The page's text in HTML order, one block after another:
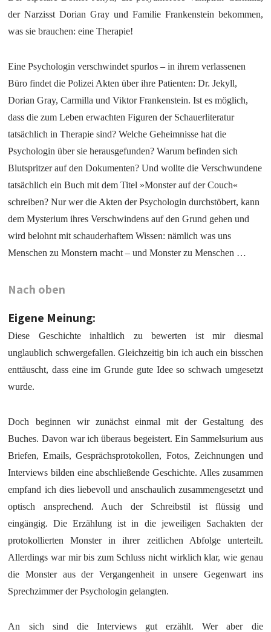
der Narzisst Dorian Gray und Familie Frankenstein bekommen,
was sie brauchen: eine Therapie!
Eine Psychologin verschwindet spurlos – in ihrem verlassenen
Büro findet die Polizei Akten über ihre Patienten: Dr. Jekyll,
Dorian Gray, Carmilla und Viktor Frankenstein. Ist es möglich,
dass die zum Leben erwachten Figuren der Schauerliteratur
tatsächlich in Therapie sind? Welche Geheimnisse hat die
Psychologin über sie herausgefunden? Warum befinden sich
Blutspritzer auf den Dokumenten? Und wollte die Verschwundene
tatsächlich ein Buch mit dem Titel »Monster auf der Couch«
schreiben? Nur wer die Akten der Psychologin durchstöbert, kann
dem Mysterium ihres Verschwindens auf den Grund gehen und
wird belohnt mit schauderhaftem Wissen: nämlich was uns
Menschen zu Monstern macht – und Monster zu Menschen …
Nach oben
Eigene Meinung:
Diese Geschichte inhaltlich zu bewerten ist mir diesmal
unglaublich schwergefallen. Gleichzeitig bin ich auch ein bisschen
enttäuscht, dass eine im Grunde gute Idee so schwach umgesetzt
wurde.
Doch beginnen wir zunächst einmal mit der Gestaltung des
Buches. Davon war ich überaus begeistert. Ein Sammelsurium aus
Briefen, Emails, Gesprächsprotokollen, Fotos, Zeichnungen und
Interviews bilden eine abschließende Geschichte. Alles zusammen
empfand ich dies liebevoll und anschaulich zusammengesetzt und
optisch ansprechend. Auch der Schreibstil ist flüssig und
eingängig. Die Erzählung ist in die jeweiligen Sachakten der
protokollierten Monster in ihrer zeitlichen Abfolge unterteilt.
Allerdings war mir bis zum Schluss nicht wirklich klar, wie genau
die Monster aus der Vergangenheit in unsere Gegenwart ins
Sprechzimmer der Psychologin gelangten.
An sich sind die Interviews gut erzählt. Wer aber die